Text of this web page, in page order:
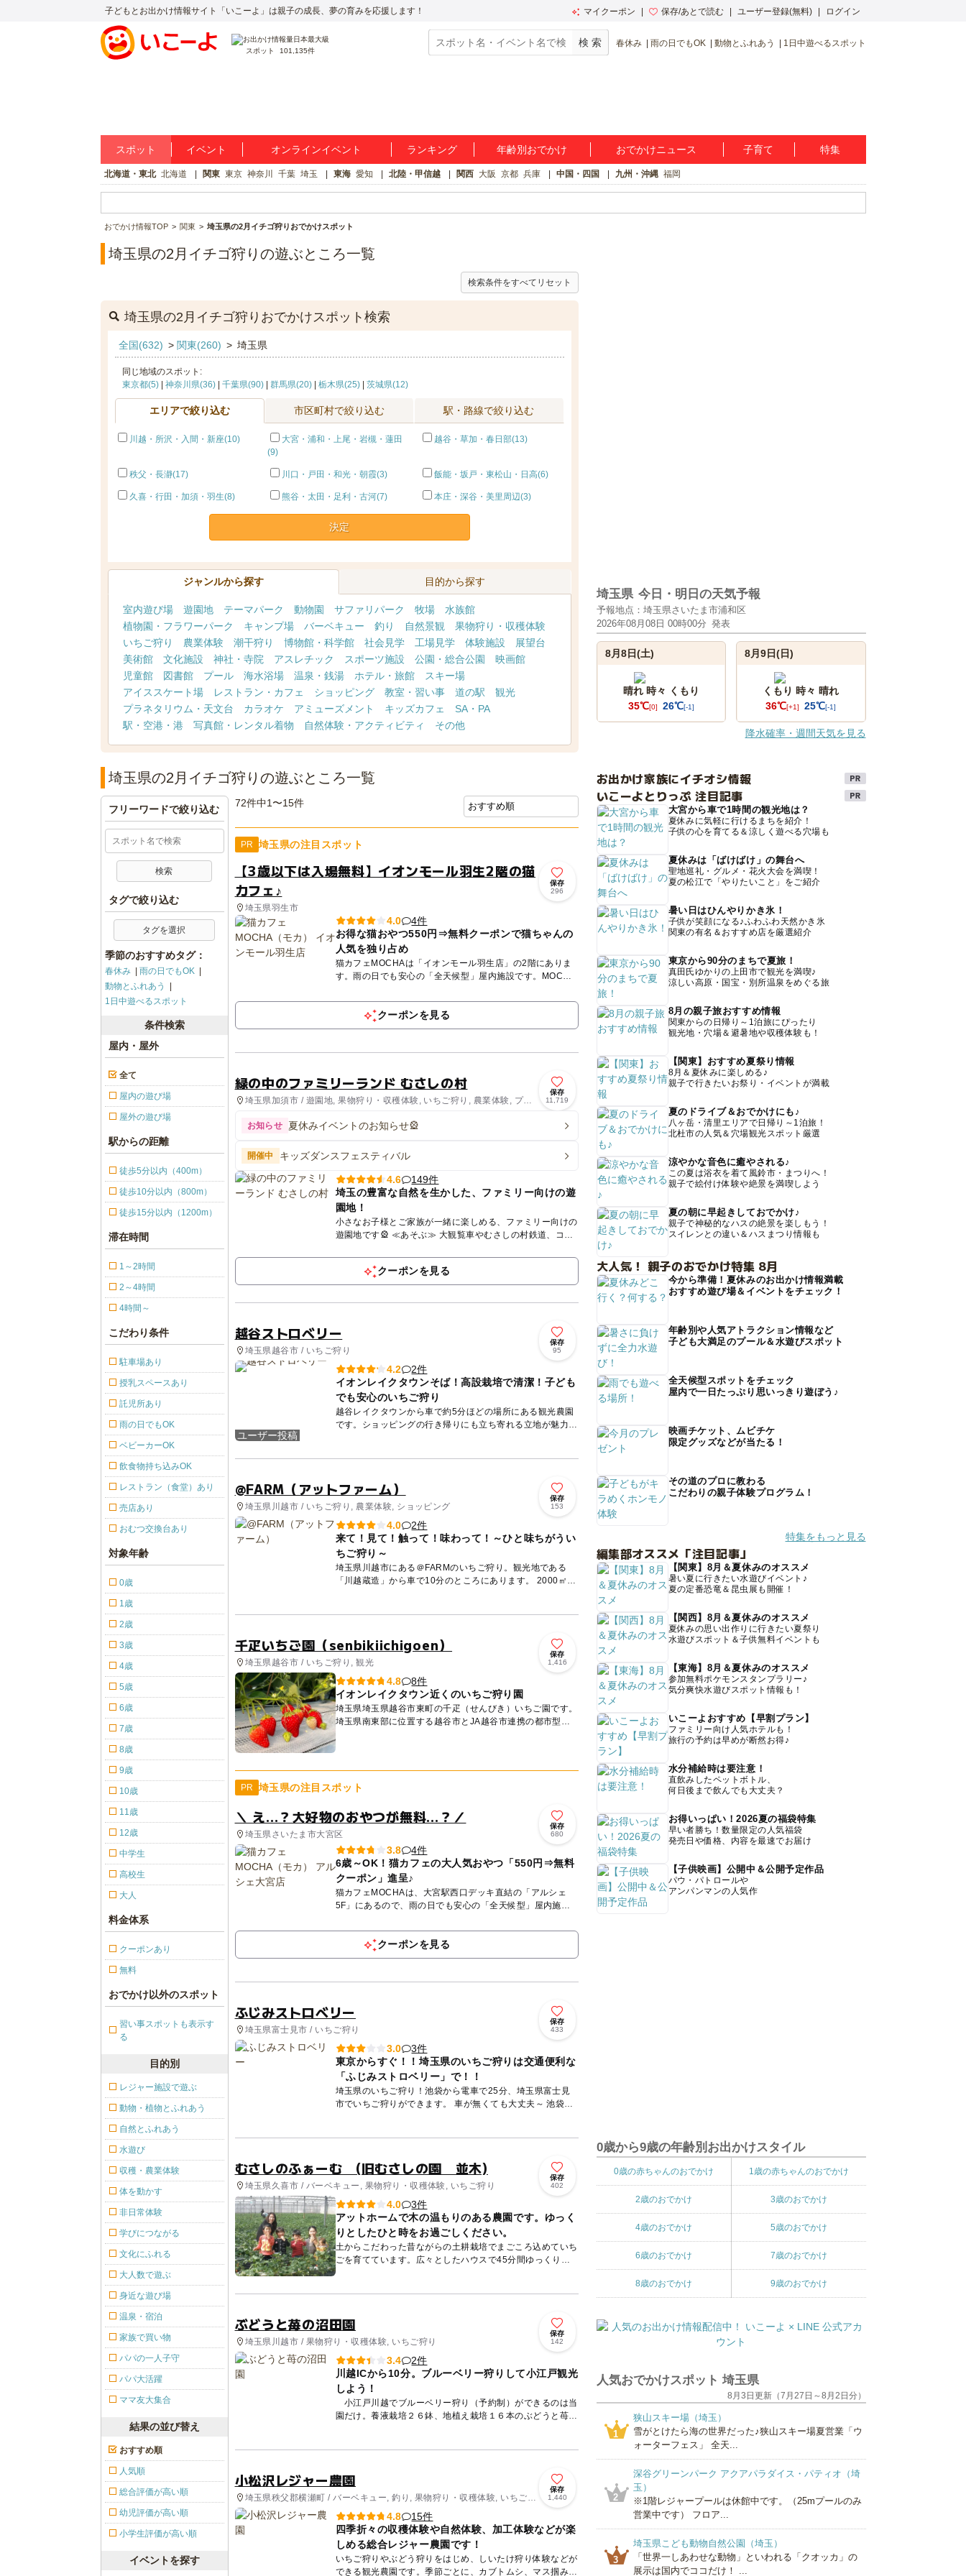
子どもとお出かけ情報サイト「いこーよ」は親子の成長、夢の育みを応援します！ マイクーポン 保存/あとで読む ユーザー登録(無料) ログイン
スポット 101,135件
春休み 雨の日でもOK 動物とふれあう 1日中遊べるスポット
スポット イベント オンラインイベント ランキング 年齢別おでかけ おでかけニュース 子育て 特集
北海道・東北 北海道 関東 東京 神奈川 千葉 埼玉 東海 愛知 北陸・甲信越 関西 大阪 京都 兵庫 中国・四国 九州・沖縄 福岡
おでかけ情報TOP 関東 埼玉県の2月イチゴ狩りおでかけスポット
埼玉県の2月イチゴ狩りの遊ぶところ一覧
検索条件をすべてリセット
埼玉県の2月イチゴ狩りおでかけスポット検索
全国(632) > 関東(260) > 埼玉県
同じ地域のスポット:
東京都(5)| 神奈川県(36)| 千葉県(90)| 群馬県(20)| 栃木県(25)| 茨城県(12)
エリアで絞り込む 市区町村で絞り込む 駅・路線で絞り込む
川越・所沢・入間・新座(10)
大宮・浦和・上尾・岩槻・蓮田
(9)
越谷・草加・春日部(13)
秩父・長瀞(17) 川口・戸田・和光・朝霞(3) 飯能・坂戸・東松山・日高(6)
久喜・行田・加須・羽生(8) 熊谷・太田・足利・古河(7) 本庄・深谷・美里周辺(3)
決定
ジャンルから探す 目的から探す
室内遊び場 遊園地 テーマパーク 動物園 サファリパーク 牧場
水族館
植物園・フラワーパーク
キャンプ場 バーベキュー 釣り 自然景観
果物狩り・収穫体験
いちご狩り
農業体験 潮干狩り 博物館・科学館 社会見学 工場見学 体験施設
展望台
美術館
文化施設 神社・寺院 アスレチック スポーツ施設 公園・総合公園
映画館
児童館
図書館 プール 海水浴場 温泉・銭湯 ホテル・旅館
スキー場
アイススケート場
レストラン・カフェ ショッピング 教室・習い事 道の駅
観光
プラネタリウム・天文台
カラオケ アミューズメント キッズカフェ
SA・PA
駅・空港・港
写真館・レンタル着物 自然体験・アクティビティ その他
埼玉県の2月イチゴ狩りの遊ぶところ一覧
72件中1〜15件
PR 埼玉県の注目スポット
【3歳以下は入場無料】イオンモール羽生2階の猫
カフェ♪
埼玉県羽生市
保存
296
4.0
4件
お得な猫おやつ550円⇒無料クーポンで猫ちゃんの
人気を独り占め
猫カフェMOCHAは「イオンモール羽生店」の2階にありま
す。雨の日でも安心の「全天候型」屋内施設です。MOCHA
ことがで...
クーポンを見る
緑の中のファミリーランド むさしの村
埼玉県加須市 / 遊園地, 果物狩り・収穫体験, いちご狩り, 農業体験, プー
保存
11,719
お知らせ 夏休みイベントのお知らせ🎡
開催中 キッズダンスフェスティバル
4.6
149件
埼玉の豊富な自然を生かした、ファミリー向けの遊
園地！
小さなお子様とご家族が一緒に楽しめる、ファミリー向けの
遊園地です🎡 ≪あそぶ≫ 大観覧車やむさしの村鉄道、コー
地...
クーポンを見る
越谷ストロベリー
埼玉県越谷市 / いちご狩り
保存
95
ユーザー投稿
4.2
2件
イオンレイクタウンそば！高設栽培で清潔！子ども
でも安心のいちご狩り
越谷レイクタウンから車で約5分ほどの場所にある観光農園
です。ショッピングの行き帰りにも立ち寄れる立地が魅力で
@FARM（アットファーム）
埼玉県川越市 / いちご狩り, 農業体験, ショッピング
保存
153
4.0
2件
来て！見て！触って！味わって！～ひと味ちがうい
ちご狩り～
埼玉県川越市にある＠FARMのいちご狩り。観光地である
「川越蔵造」から車で10分のところにあります。 2000㎡の
千疋いちご園（senbikiichigoen）
埼玉県越谷市 / いちご狩り, 観光
保存
1,416
4.8
8件
イオンレイクタウン近くのいちご狩り園
埼玉県埼玉県越谷市東町の千疋（せんびき）いちご園です。
埼玉県南東部に位置する越谷市とJA越谷市連携の都市型農
PR 埼玉県の注目スポット
＼ え…？大好物のおやつが無料…？／
埼玉県さいたま市大宮区
保存
680
3.8
4件
6歳～OK！猫カフェの大人気おやつ「550円⇒無料
クーポン」進呈♪
猫カフェMOCHAは、大宮駅西口デッキ直結の「アルシェ
5F」にあるので、雨の日でも安心の「全天候型」屋内施設
ーにもピッタ...
クーポンを見る
ふじみストロベリー
埼玉県富士見市 / いちご狩り
保存
433
3.0
3件
東京からすぐ！！埼玉県のいちご狩りは交通便利な
「ふじみストロベリー」で！！
埼玉県のいちご狩り！池袋から電車で25分、埼玉県富士見
市でいちご狩りができます。 車が無くても大丈夫～ 池袋か
むさしのふぁーむ (旧むさしの園 並木)
埼玉県久喜市 / バーベキュー, 果物狩り・収穫体験, いちご狩り
保存
402
4.0
3件
アットホームで木の温もりのある農園です。ゆっく
りとしたひと時をお過ごしください。
土からこだわった昔ながらの土耕栽培でまごころ込めていち
ごを育てています。広々としたハウスで45分間ゆっくり食
べられます。 園内にはブドウ畑が広がり、やぎ、うさぎな
ぶどうと苺の沼田園
埼玉県川越市 / 果物狩り・収穫体験, いちご狩り
保存
142
3.4
2件
川越ICから10分。ブルーベリー狩りして小江戸観光
しよう！
小江戸川越でブルーベリー狩り（予約制）ができるのは当
園だけ。養液栽培２６鉢、地植え栽培１６本のぶどうと苺が
小松沢レジャー農園
埼玉県秩父郡横瀬町 / バーベキュー, 釣り, 果物狩り・収穫体験, いちご狩
り
保存
1,440
4.8
15件
四季折々の収穫体験や自然体験、加工体験などが楽
しめる総合レジャー農園です！
いちご狩りやぶどう狩りをはじめ、しいたけ狩り体験などが
できる観光農園です。季節ごとに、カブトムシ、マス掴み、
フリーワードで絞り込む
タグで絞り込む
タグを選択
季節のおすすめタグ：
春休み
雨の日でもOK
動物とふれあう
1日中遊べるスポット
条件検索
屋内・屋外
全て
屋内の遊び場
屋外の遊び場
駅からの距離
徒歩5分以内（400m）
徒歩10分以内（800m）
徒歩15分以内（1200m）
滞在時間
1～2時間
2～4時間
4時間～
こだわり条件
駐車場あり
授乳スペースあり
託児所あり
雨の日でもOK
ベビーカーOK
飲食物持ち込みOK
レストラン（食堂）あり
売店あり
おむつ交換台あり
対象年齢
0歳
1歳
2歳
3歳
4歳
5歳
6歳
7歳
8歳
9歳
10歳
11歳
12歳
中学生
高校生
大人
料金体系
クーポンあり
無料
おでかけ以外のスポット
習い事スポットも表示す
る
目的別
レジャー施設で遊ぶ
動物・植物とふれあう
自然とふれあう
水遊び
収穫・農業体験
体を動かす
非日常体験
学びにつながる
文化にふれる
大人数で遊ぶ
身近な遊び場
温泉・宿泊
家族で買い物
パパの一人子守
パパ大活躍
ママ友大集合
結果の並び替え
おすすめ順
人気順
総合評価が高い順
幼児評価が高い順
小学生評価が高い順
イベントを探す
埼玉県 今日・明日の天気予報
予報地点：埼玉県さいたま市浦和区
2026年08月08日 00時00分 発表
8月8日(土)
晴れ 時々 くもり
35℃[0] 26℃[-1]
8月9日(日)
くもり 時々 晴れ
36℃[+1] 25℃[-1]
降水確率・週間天気を見る
お出かけ家族にイチオシ情報
いこーよとりっぷ 注目記事
大宮から車で1時間の観光地は？
夏休みに気軽に行けるまちを紹介！
子供の心を育てる＆涼しく遊べる穴場も
夏休みは「ばけばけ」の舞台へ
聖地巡礼・グルメ・花火大会を満喫！
夏の松江で「やりたいこと」をご紹介
暑い日はひんやりかき氷！
子供が笑顔になる♪ふわふわ天然かき氷
関東の有名＆おすすめ店を厳選紹介
東京から90分のまちで夏旅！
真田氏ゆかりの上田市で観光を満喫♪
涼しい高原・国宝・別所温泉をめぐる旅
8月の親子旅おすすめ情報
関東からの日帰り～1泊旅にぴったり
観光地・穴場＆避暑地や収穫体験も！
【関東】おすすめ夏祭り情報
8月＆夏休みに楽しめる♪
親子で行きたいお祭り・イベントが満載
夏のドライブ＆おでかけにも♪
八ヶ岳・清里エリアで日帰り～1泊旅！
北杜市の人気＆穴場観光スポット厳選
涼やかな音色に癒やされる♪
この夏は浴衣を着て風鈴市・まつりへ！
親子で絵付け体験や絶景を満喫しよう
夏の朝に早起きしておでかけ♪
親子で神秘的なハスの絶景を楽しもう！
スイレンとの違い＆ハスまつり情報も
大人気！ 親子のおでかけ特集 8月
今から準備！夏休みのお出かけ情報満載
おすすめ遊び場＆イベントをチェック！
年齢別や人気アトラクション情報など
子ども大満足のプール＆水遊びスポット
全天候型スポットをチェック
屋内で一日たっぷり思いっきり遊ぼう♪
映画チケット、ムビチケ
限定グッズなどが当たる！
その道のプロに教わる
こだわりの親子体験プログラム！
特集をもっと見る
編集部オススメ「注目記事」
【関東】8月＆夏休みのオススメ
暑い夏に行きたい水遊びイベント♪
夏の定番恐竜＆昆虫展も開催！
【関西】8月＆夏休みのオススメ
夏休みの思い出作りに行きたい夏祭り
水遊びスポット＆子供無料イベントも
【東海】8月＆夏休みのオススメ
参加無料ポケモンスタンプラリー♪
気分爽快水遊びスポット情報も！
いこーよおすすめ【早割プラン】
ファミリー向け人気ホテルも！
旅行の予約は早めが断然お得♪
水分補給時は要注意！
直飲みしたペットボトル、
何日後まで飲んでも大丈夫？
お得いっぱい！2026夏の福袋特集
早い者勝ち！数量限定の人気福袋
発売日や価格、内容を最速でお届け
【子供映画】公開中＆公開予定作品
パウ・パトロールや
アンパンマンの人気作
0歳から9歳の年齢別お出かけスタイル
0歳の赤ちゃんのおでかけ 1歳の赤ちゃんのおでかけ
2歳のおでかけ 3歳のおでかけ
4歳のおでかけ 5歳のおでかけ
6歳のおでかけ 7歳のおでかけ
8歳のおでかけ 9歳のおでかけ
人気おでかけスポット 埼玉県
8月3日更新（7月27日～8月2日分）
1
狭山スキー場（埼玉）
雪がとけたら海の世界だった♪狭山スキー場夏営業「ウ
ォーターフェス」 全天...
2
深谷グリーンパーク アクアパラダイス・パティオ（埼
玉）
※1階レジャープールは休館中です。（25mプールのみ
営業中です） フロア...
3
埼玉県こども動物自然公園（埼玉）
「世界一しあわせな動物」といわれる「クオッカ」の
展示は国内でココだけ！ ...